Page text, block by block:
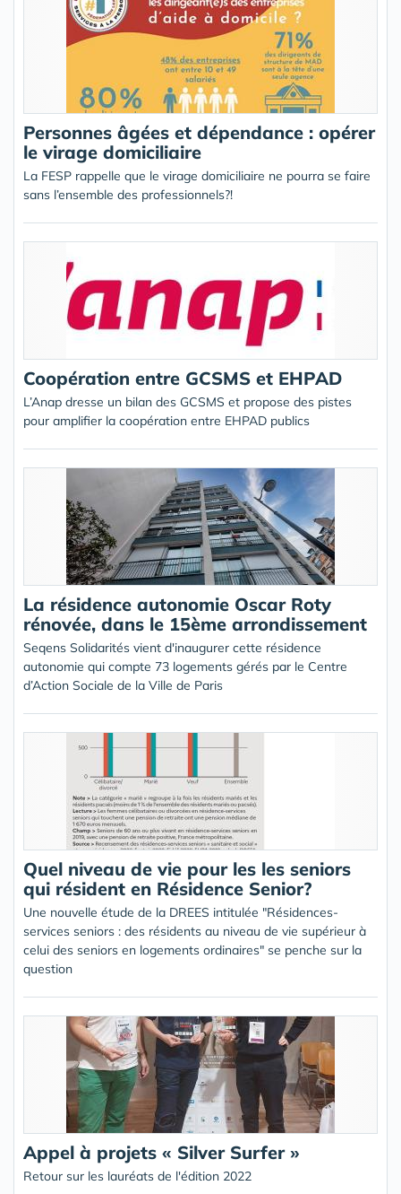
Personnes âgées et dépendance : opérer
le virage domiciliaire
La FESP rappelle que le virage domiciliaire ne pourra se faire
sans l’ensemble des professionnels?!
Coopération entre GCSMS et EHPAD
L’Anap dresse un bilan des GCSMS et propose des pistes
pour amplifier la coopération entre EHPAD publics
La résidence autonomie Oscar Roty
rénovée, dans le 15ème arrondissement
Seqens Solidarités vient d'inaugurer cette résidence
autonomie qui compte 73 logements gérés par le Centre
d’Action Sociale de la Ville de Paris
Quel niveau de vie pour les les seniors
qui résident en Résidence Senior?
Une nouvelle étude de la DREES intitulée "Résidences-
services seniors : des résidents au niveau de vie supérieur à
celui des seniors en logements ordinaires" se penche sur la
question
Appel à projets « Silver Surfer »
Retour sur les lauréats de l'édition 2022